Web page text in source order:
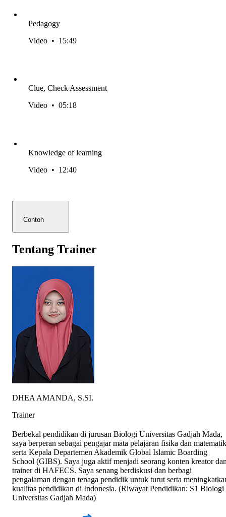
Pedagogy
Video • 15:49
Clue, Check Assessment
Video • 05:18
Knowledge of learning
Video • 12:40
Contoh
Tentang Trainer
DHEA AMANDA, S.SI.
Trainer
Berbekal pendidikan di jurusan Biologi Universitas Gadjah Mada,
saya berperan sebagai pengajar mata pelajaran fisika dan
serta Kepala Departemen Akademik Global Islamic Boarding
School (GIBS). Saya juga aktif menjadi seorang konten kreator
trainer di HAFECS. Saya senang berdiskusi dan berbagi
pengalaman dengan tenaga pendidik untuk turut serta
kualitas pendidikan di Indonesia. (Riwayat Pendidikan: S1 Biologi
Universitas Gadjah Mada)